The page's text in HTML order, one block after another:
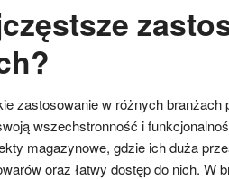
zastosowanie w różnych branżach
wszechstronność i
magazynowe, gdzie ich duża
oraz łatwy dostęp do nich. W